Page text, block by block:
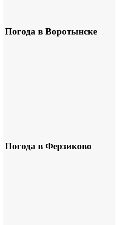
Погода в Воротынске
Погода в Ферзиково